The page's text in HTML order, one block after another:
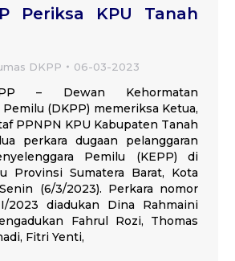
Periksa KPU Tanah
DKPP 06-03-2023
– Dewan Kehormatan
(DKPP) memeriksa Ketua,
PPNPN KPU Kabupaten Tanah
perkara dugaan pelanggaran
Pemilu (KEPP) di
Provinsi Sumatera Barat, Kota
(6/3/2023). Perkara nomor
2023 diadukan Dina Rahmaini
Fahrul Rozi, Thomas
Fitri Yenti,